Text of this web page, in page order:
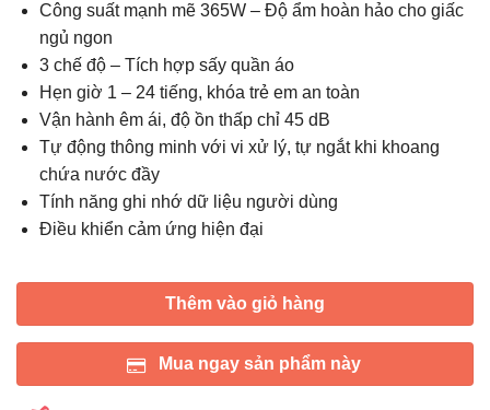
Công suất mạnh mẽ 365W – Độ ẩm hoàn hảo cho giấc
ngủ ngon
3 chế độ – Tích hợp sấy quần áo
Hẹn giờ 1 – 24 tiếng, khóa trẻ em an toàn
Vận hành êm ái, độ ồn thấp chỉ 45 dB
Tự động thông minh với vi xử lý, tự ngắt khi khoang
chứa nước đầy
Tính năng ghi nhớ dữ liệu người dùng
Điều khiển cảm ứng hiện đại
Thêm vào giỏ hàng
Mua ngay sản phẩm này